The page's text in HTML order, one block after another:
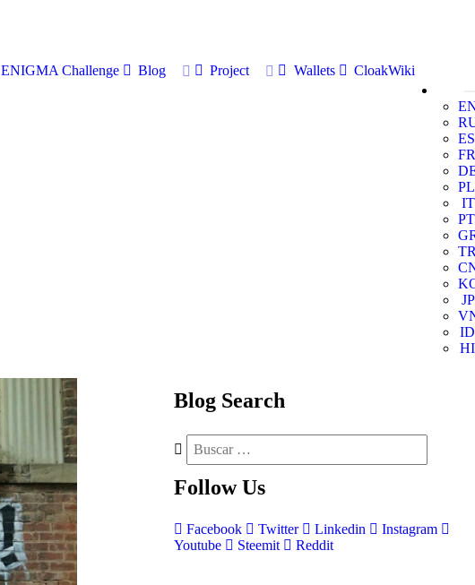
ENIGMA Challenge Blog Project Wallets
CloakWiki
ES
FR
PL
IT
PT
JP
ID
HI
Blog Search
Follow Us
Facebook Twitter Linkedin
Instagram
Youtube
Steemit Reddit